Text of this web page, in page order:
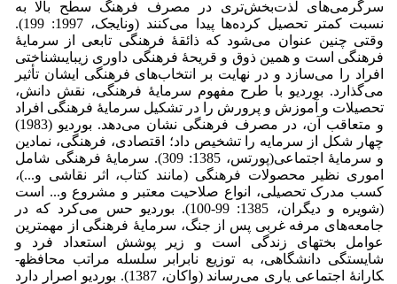
سرگرمی‌های لذت‌بخش‌تری در مصرف فرهنگ سطح بالا به
نسبت کمتر تحصیل کرده‌ها پیدا می‌کنند (ون­ایجک، 1997: 199).
وقتی چنین عنوان می‌شود که ذائقۀ فرهنگى تابعى از سرمایۀ
فرهنگى است و همین ذوق و قریحۀ فرهنگى داورى زیبایى­شناختى
افراد را مى‌سازد و در نهایت بر انتخاب‌هاى فرهنگى ایشان تأثیر
مى‌گذارد. بوردیو با طرح مفهوم سرمایۀ فرهنگی، نقش دانش،
تحصیلات و آموزش و پرورش را در تشکیل سرمایۀ فرهنگی افراد
و متعاقب آن، در مصرف فرهنگی نشان می‌دهد. بوردیو (1983)
چهار شکل از سرمایه را تشخیص داد؛ اقتصادی، فرهنگی، نمادین
و سرمایۀ اجتماعی(پورتس، 1385: 309). سرمایۀ فرهنگی شامل
اموری نظیر محصولات فرهنگی (مانند کتاب، اثر نقاشی و...)،
کسب مدرک تحصیلی، انواع صلاحیت معتبر و مشروع و... است
(شویره و دیگران، 1385: 99-100). بوردیو حس می‌کرد که در
جامعه‌های مرفه غربی پس از جنگ، سرمایۀ فرهنگی از مهم­ترین
عوامل بخت­های زندگی است و زیر پوشش استعداد فرد و
شایستگی دانشگاهی، به توزیع نابرابر سلسله مراتب محافظه­
کارانۀ اجتماعی یاری می‌رساند (واکان، 1387). بوردیو اصرار دارد